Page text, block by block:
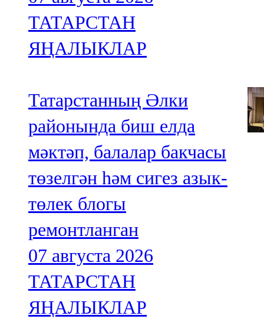
ТАТАРСТАН
ЯҢАЛЫКЛАР
Татарстанның Әлки
районында биш елда
мәктәп, балалар бакчасы
төзелгән һәм сигез азык-
төлек блогы
ремонтланган
07 августа 2026
ТАТАРСТАН
ЯҢАЛЫКЛАР